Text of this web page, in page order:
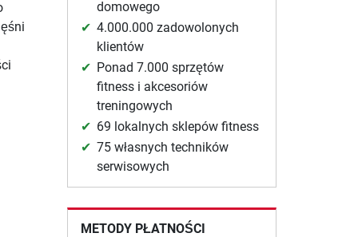
domowego
4.000.000 zadowolonych
klientów
Ponad 7.000 sprzętów
fitness i akcesoriów
treningowych
69 lokalnych sklepów fitness
75 własnych techników
serwisowych
METODY PŁATNOŚCI